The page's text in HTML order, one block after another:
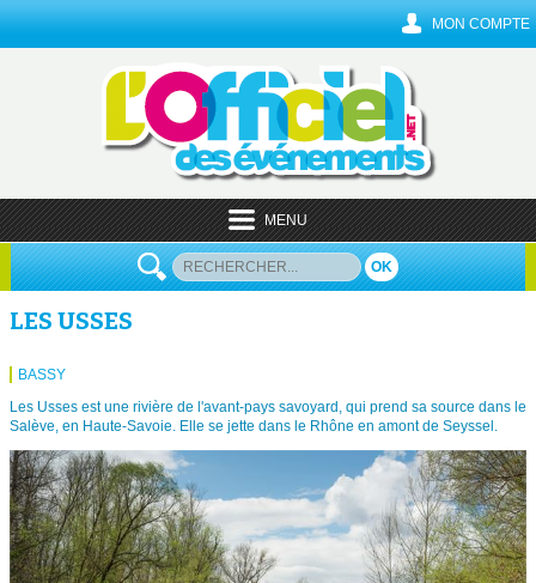
MON COMPTE
MENU
OK
LES USSES
BASSY
Les Usses est une rivière de l'avant-pays savoyard, qui prend sa source dans le
Salève, en Haute-Savoie. Elle se jette dans le Rhône en amont de Seyssel.